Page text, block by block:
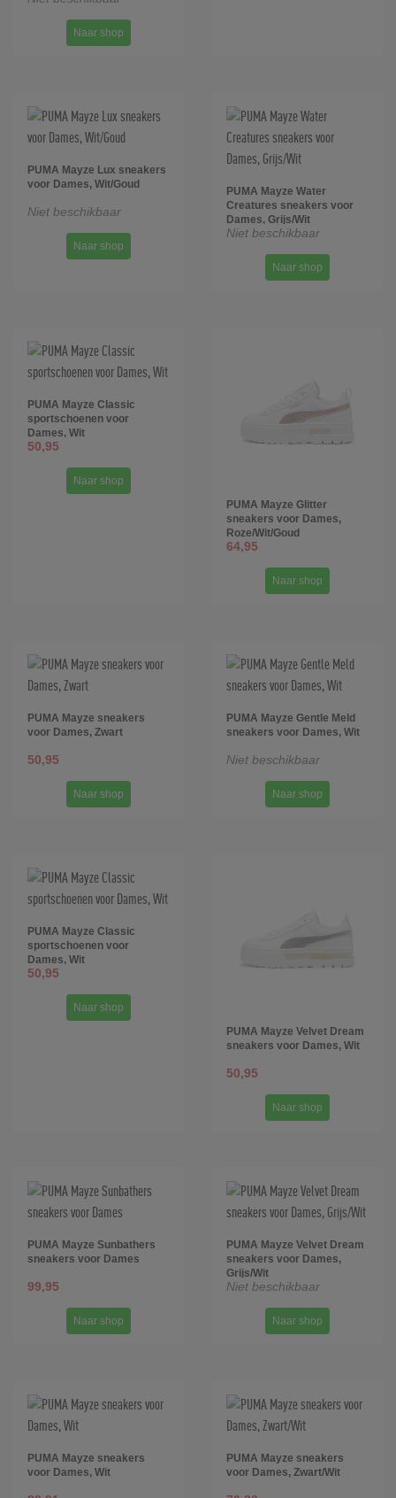
Naar shop
PUMA Mayze Lux sneakers
voor Dames, Wit/Goud
Niet beschikbaar
Naar shop
PUMA Mayze Water
Creatures sneakers voor
Dames, Grijs/Wit
Niet beschikbaar
Naar shop
PUMA Mayze Classic
sportschoenen voor
Dames, Wit
50,95
Naar shop
PUMA Mayze Glitter
sneakers voor Dames,
Roze/Wit/Goud
64,95
Naar shop
PUMA Mayze sneakers
voor Dames, Zwart
50,95
Naar shop
PUMA Mayze Gentle Meld
sneakers voor Dames, Wit
Niet beschikbaar
Naar shop
PUMA Mayze Classic
sportschoenen voor
Dames, Wit
50,95
Naar shop
PUMA Mayze Velvet Dream
sneakers voor Dames, Wit
50,95
Naar shop
PUMA Mayze Sunbathers
sneakers voor Dames
99,95
Naar shop
PUMA Mayze Velvet Dream
sneakers voor Dames,
Grijs/Wit
Niet beschikbaar
Naar shop
PUMA Mayze sneakers
voor Dames, Wit
PUMA Mayze sneakers
voor Dames, Zwart/Wit